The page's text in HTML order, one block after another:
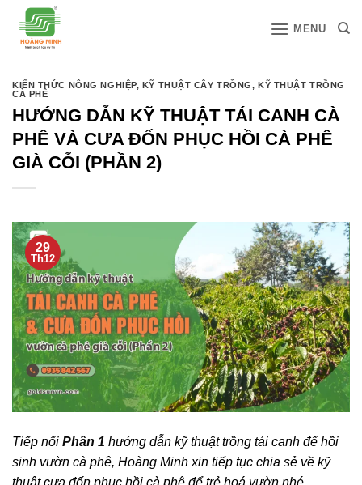
qua
MENU
KIẾN THỨC NÔNG NGHIỆP, KỸ THUẬT CÂY TRỒNG,KỸ THUẬT TRỒNG
CÀ PHÊ
HƯỚNG DẪN KỸ THUẬT TÁI CANH CÀ
PHÊ VÀ CƯA ĐỐN PHỤC HỒI CÀ PHÊ
GIÀ CỖI (PHẦN 2)
29
Th12
Tiếp nối Phần 1 hướng dẫn kỹ thuật trồng tái canh để hồi
sinh vườn cà phê, Hoàng Minh xin tiếp tục chia sẻ về kỹ
thuật cưa đốn phục hồi cà phê để trẻ hoá vườn nhé.